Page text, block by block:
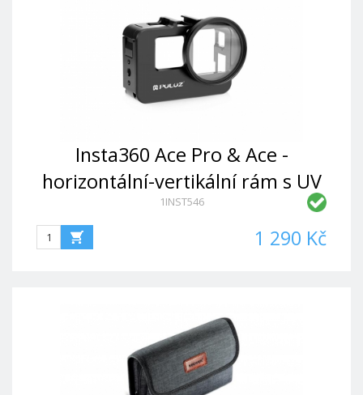
Insta360 Ace Pro & Ace -
horizontální-vertikální rám s UV
filtrem
1INST546
1 290 Kč